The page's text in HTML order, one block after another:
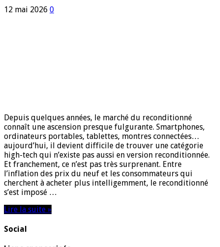
12 mai 2026 0
Depuis quelques années, le marché du reconditionné
connaît une ascension presque fulgurante. Smartphones,
ordinateurs portables, tablettes, montres connectées…
aujourd’hui, il devient difficile de trouver une catégorie
high-tech qui n’existe pas aussi en version reconditionnée.
Et franchement, ce n’est pas très surprenant. Entre
l’inflation des prix du neuf et les consommateurs qui
cherchent à acheter plus intelligemment, le reconditionné
s’est imposé …
Lire la suite »
Social